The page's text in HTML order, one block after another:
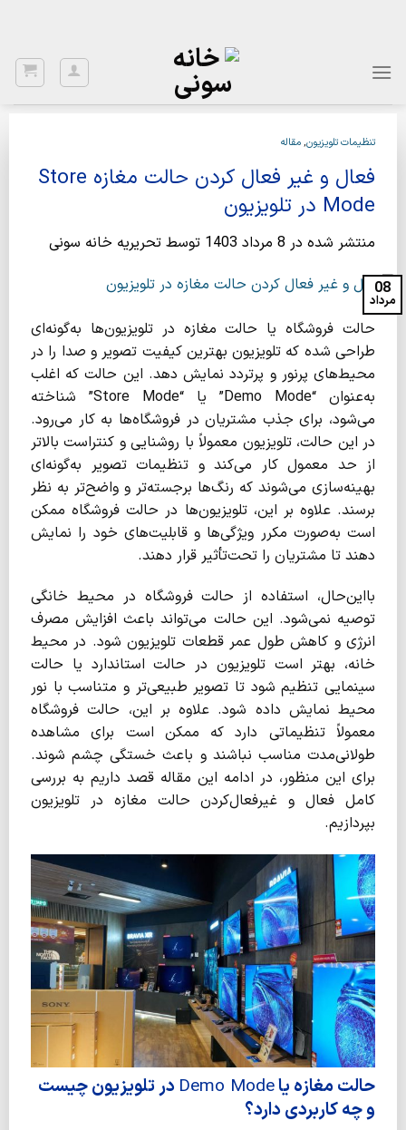
تنظیمات تلویزیون,مقاله
فعال و غیر فعال ‌کردن حالت مغازه Store
Mode در تلویزیون
منتشر شده در 8 مرداد 1403 توسط تحریریه خانه سونی
08
مرداد
حالت فروشگاه یا حالت مغازه در تلویزیون‌ها به‌گونه‌ای
طراحی شده که تلویزیون بهترین کیفیت تصویر و صدا را در
محیط‌های پرنور و پرتردد نمایش دهد. این حالت که اغلب
به‌عنوان “Demo Mode” یا “Store Mode” شناخته
می‌شود، برای جذب مشتریان در فروشگاه‌ها به کار می‌رود.
در این حالت، تلویزیون معمولاً با روشنایی و کنتراست بالاتر
از حد معمول کار می‌کند و تنظیمات تصویر به‌گونه‌ای
بهینه‌سازی می‌شوند که رنگ‌ها برجسته‌تر و واضح‌تر به نظر
برسند. علاوه بر این، تلویزیون‌ها در حالت فروشگاه ممکن
است به‌صورت مکرر ویژگی‌ها و قابلیت‌های خود را نمایش
دهند تا مشتریان را تحت‌تأثیر قرار دهند.
بااین‌حال، استفاده از حالت فروشگاه در محیط خانگی
توصیه نمی‌شود. این حالت می‌تواند باعث افزایش مصرف
انرژی و کاهش طول عمر قطعات تلویزیون شود. در محیط
خانه، بهتر است تلویزیون در حالت استاندارد یا حالت
سینمایی تنظیم شود تا تصویر طبیعی‌تر و متناسب با نور
محیط نمایش داده شود. علاوه بر این، حالت فروشگاه
معمولاً تنظیماتی دارد که ممکن است برای مشاهده
طولانی‌مدت مناسب نباشند و باعث خستگی چشم شوند.
برای این منظور، در ادامه این مقاله قصد داریم به بررسی
کامل فعال و غیرفعال‌کردن حالت مغازه در تلویزیون
بپردازیم.
حالت مغازه یاDemo Mode در تلویزیون چیست
و چه کاربردی دارد؟